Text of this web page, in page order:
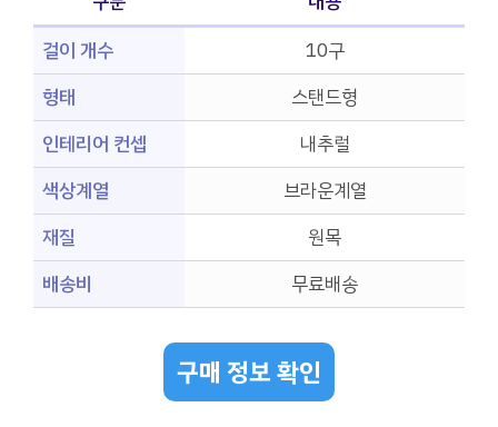
걸이 개수
10구
형태
스탠드형
인테리어 컨셉
내추럴
색상계열
브라운계열
재질
원목
배송비
무료배송
구매 정보 확인